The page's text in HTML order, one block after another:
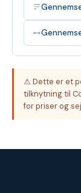
⚠ Dette er et
tilknytning til
for priser og